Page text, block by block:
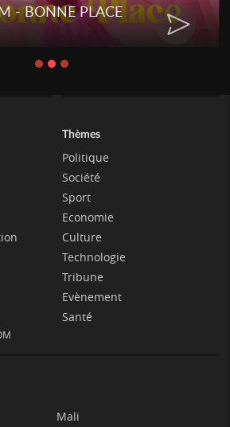
- BONNE PLACE
Thèmes
Politique
Société
Sport
Economie
Culture
Technologie
Tribune
Evènement
Santé
Mali